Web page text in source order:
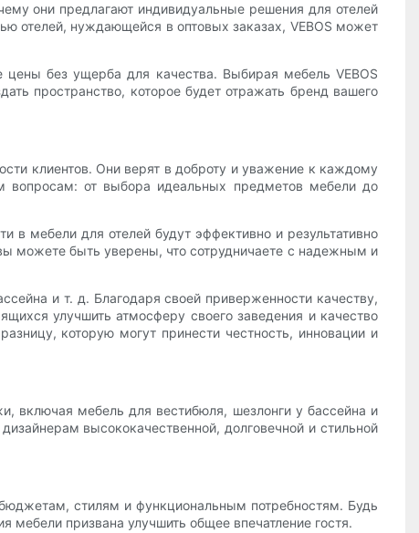
они предлагают индивидуальные решения для отелей
отелей, нуждающейся в оптовых заказах, VEBOS может
цены без ущерба для качества. Выбирая мебель VEBOS
пространство, которое будет отражать бренд вашего
клиентов. Они верят в доброту и уважение к каждому
вопросам: от выбора идеальных предметов мебели до
в мебели для отелей будут эффективно и результативно
можете быть уверены, что сотрудничаете с надежным и
и т. д. Благодаря своей приверженности качеству,
улучшить атмосферу своего заведения и качество
которую могут принести честность, инновации и
включая мебель для вестибюля, шезлонги у бассейна и
высококачественной, долговечной и стильной
стилям и функциональным потребностям. Будь
мебели призвана улучшить общее впечатление гостя.